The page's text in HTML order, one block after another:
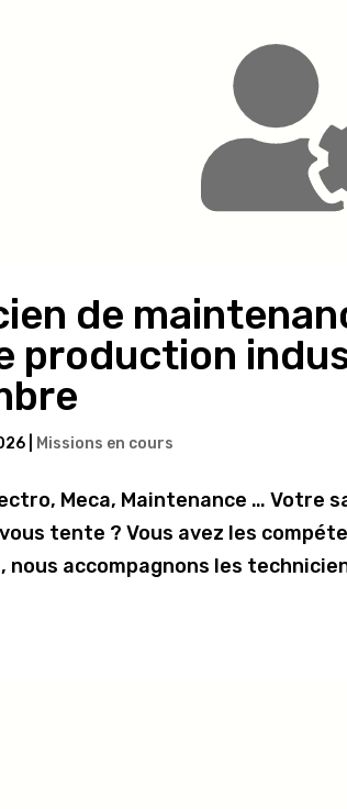
de
production
Missions en cours
Meca, Maintenance … Votre
tente ? Vous avez les
nous accompagnons les